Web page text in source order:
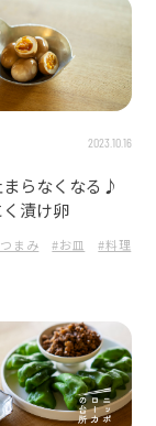
イ #牡蠣 #赤穂市
2023.10.16
まらなくなる♪
漬け卵
まみ #お皿 #料理